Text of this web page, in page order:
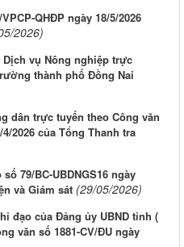
QHĐP ngày 18/5/2026
2026)
vụ Nông nghiệp trực
thành phố Đồng Nai
dân trực tuyến theo Công văn
4/2026 của Tổng Thanh tra
79/BC-UBDNGS16 ngày
và Giám sát (29/05/2026)
đạo của Đảng ủy UBND tỉnh (
văn số 1881-CV/ĐU ngày